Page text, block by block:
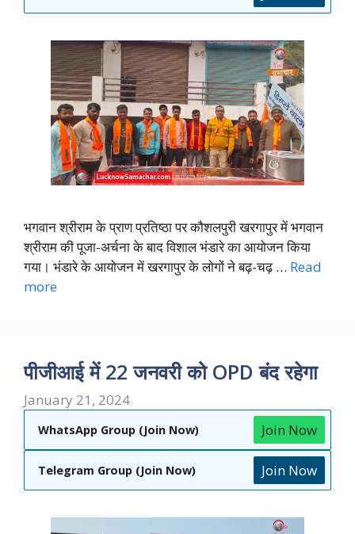
भगवान श्रीराम के प्राण प्रतिष्ठा पर कौशलपुरी खरगापुर में भगवान
श्रीराम की पूजा-अर्चना के बाद विशाल भंडारे का आयोजन किया
गया। भंडारे के आयोजन में खरगापुर के लोगों ने बढ़-चढ़ … Read
more
पीजीआई में 22 जनवरी को OPD बंद रहेगा
January 21, 2024
WhatsApp Group (Join Now) Join Now
Telegram Group (Join Now) Join Now